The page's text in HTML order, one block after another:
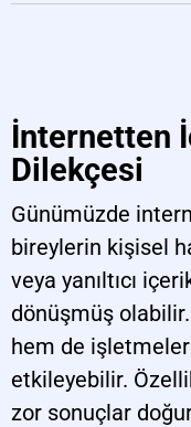
İnternetten
Dilekçesi
Günümüzde
bireylerin kişisel
veya yanıltıcı
dönüşmüş
hem de
etkileyebilir.
zor sonuçlar